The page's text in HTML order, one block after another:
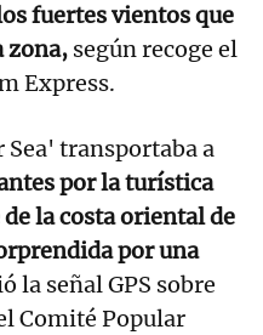
fuertes vientos que
zona, según recoge el
Express.
transportaba a
por la turística
la costa oriental de
por una
la señal GPS sobre
Comité Popular